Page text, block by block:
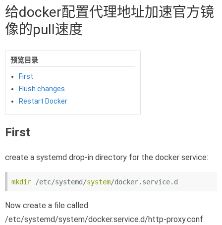
给docker配置代理地址加速官方镜
像的pull速度
预览目录
First
Flush changes
Restart Docker
First
create a systemd drop-in directory for the docker service:
mkdir /etc/systemd/system
Now create a file called
/etc/systemd/system/docker.service.d/http-proxy.conf